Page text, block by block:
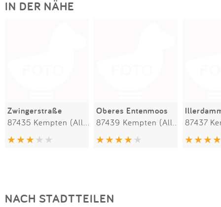
IN DER NÄHE
Zwingerstraße Oberes Entenmoos
NACH STADTTEILEN